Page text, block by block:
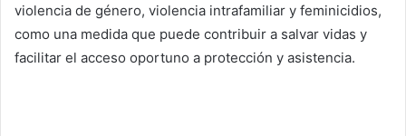
violencia de género, violencia intrafamiliar y feminicidios,
como una medida que puede contribuir a salvar vidas y
facilitar el acceso oportuno a protección y asistencia.